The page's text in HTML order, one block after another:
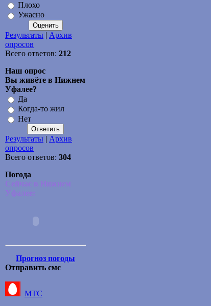
Плохо
Ужасно
Результаты | Архив
опросов
Всего ответов: 212
Наш опрос
Вы живёте в Нижнем
Уфалее?
Да
Когда-то жил
Нет
Результаты | Архив
опросов
Всего ответов: 304
Погода
Сейчас в Нижнем
Уфалее:
Прогноз погоды
Отправить смс
МТС